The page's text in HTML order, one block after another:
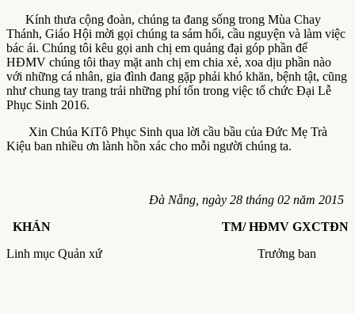
Kính thưa cộng đoàn, chúng ta đang sống trong Mùa Chay
Thánh, Giáo Hội mời gọi chúng ta sám hối, cầu nguyện và làm việc
bác ái. Chúng tôi kêu gọi anh chị em quảng đại góp phần để
HĐMV chúng tôi thay mặt anh chị em chia xẻ, xoa dịu phần nào
với những cá nhân, gia đình đang gặp phải khó khăn, bệnh tật, cũng
như chung tay trang trải những phí tổn trong việc tổ chức Đại Lễ
Phục Sinh 2016.
Xin Chúa KiTô Phục Sinh qua lời cầu bầu của Đức Mẹ Trà
Kiệu ban nhiều ơn lành hồn xác cho mỗi người chúng ta.
Đà Nẵng, ngày 28 tháng 02 năm 2015
KHÁN TM/ HĐMV GXCTĐN
Linh mục Quản xứ Trưởng ban